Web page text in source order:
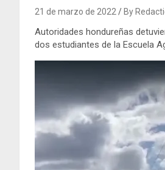
21 de marzo de 2022 By
Autoridades hondureñas
dos estudiantes de la Escuela